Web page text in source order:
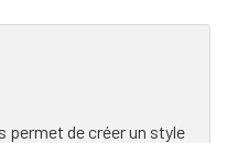
permet de créer un style